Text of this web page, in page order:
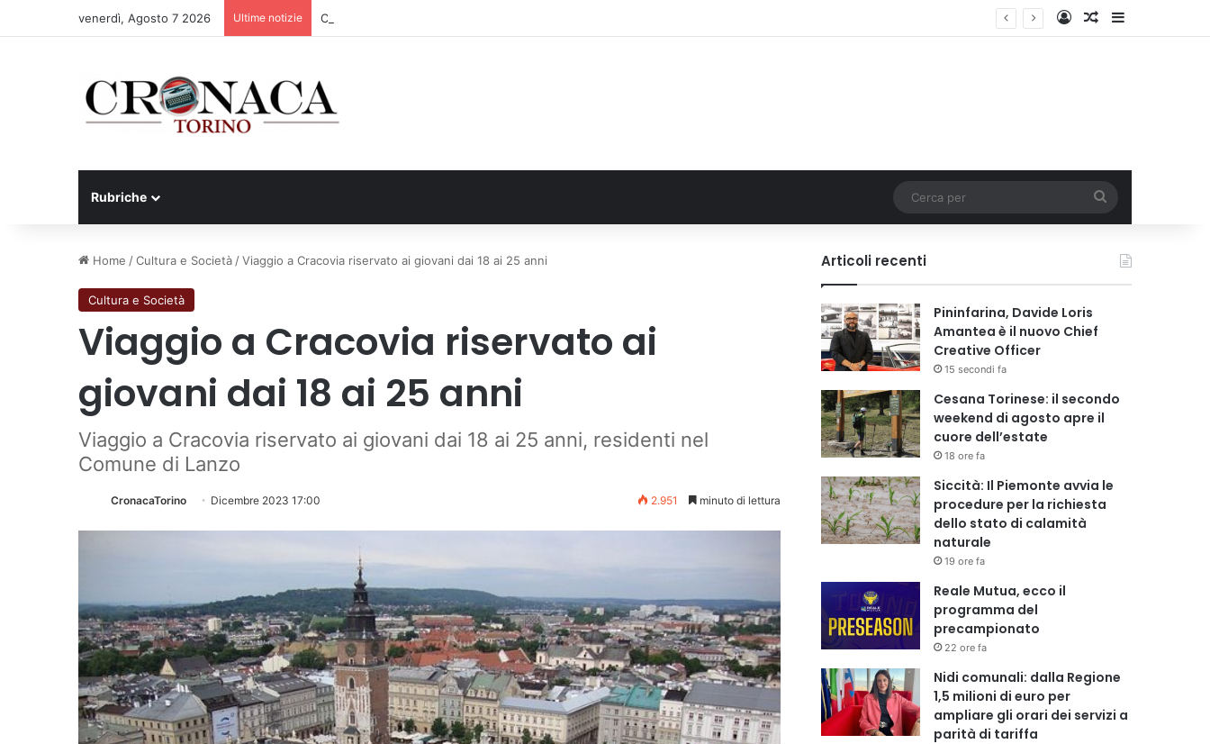
venerdì, Agosto 7 2026 Ultime notizie Cesana Torinese: il secondo weekend di agosto apre il cuore dell’estate AccediUn articolo a
Rubriche
per
Home /Cultura e Società /Viaggio a Cracovia riservato ai giovani dai 18 ai 25 anni
Cultura e Società
Viaggio a Cracovia riservato ai
giovani dai 18 ai 25 anni
Viaggio a Cracovia riservato ai giovani dai 18 ai 25 anni, residenti nel
Comune di Lanzo
CronacaTorino Dicembre 2023 17:00 2.951 minuto di lettura
Articoli recenti
Pininfarina, Davide Loris
Amantea è il nuovo Chief
Creative Officer
15 secondi fa
Cesana Torinese: il secondo
weekend di agosto apre il
cuore dell’estate
18 ore fa
Siccità: Il Piemonte avvia le
procedure per la richiesta
dello stato di calamità
naturale
19 ore fa
Reale Mutua, ecco il
programma del
precampionato
22 ore fa
Nidi comunali: dalla Regione
1,5 milioni di euro per
ampliare gli orari dei servizi a
parità di tariffa